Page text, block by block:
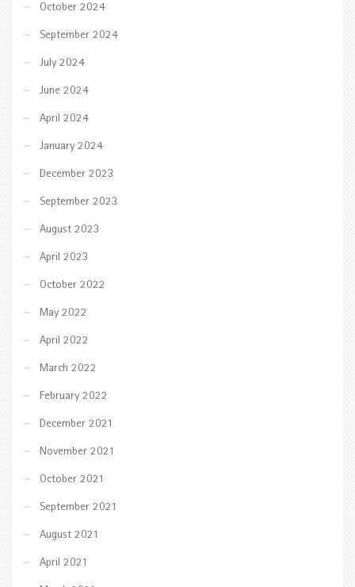
October 2024
September 2024
July 2024
June 2024
April 2024
January 2024
December 2023
September 2023
August 2023
April 2023
October 2022
May 2022
April 2022
March 2022
February 2022
December 2021
November 2021
October 2021
September 2021
August 2021
April 2021